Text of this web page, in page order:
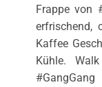
Frappe von
erfrischend,
Kaffee
Kühle.